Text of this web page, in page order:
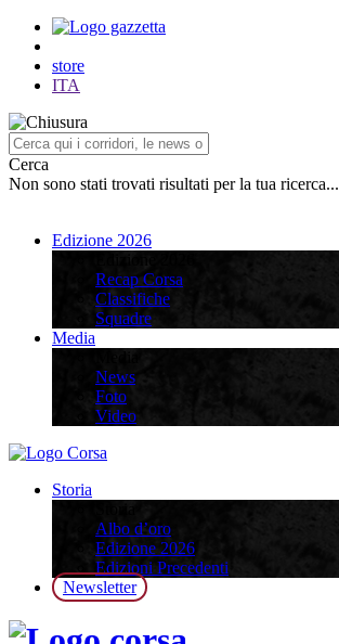
store
ITA
Cerca
Non sono stati trovati risultati per la tua ricerca...
Edizione 2026
Recap Corsa
Classifiche
Squadre
Media
News
Foto
Video
Storia
Albo d’oro
Edizione 2026
Edizioni Precedenti
Newsletter